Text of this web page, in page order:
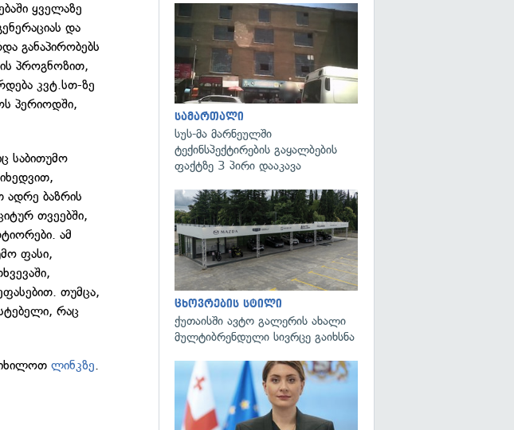
ყველაზე
და
განაპირობებს
პროგნოზით,
კვტ.სთ-ზე
პერიოდში,
საბითუმო
ადრე ბაზრის
თვეებში,
ამ
ფასი,
თუმცა,
რაც
იხილოთლინკზე.
სამართალი
სუს-მა მარნეულში
ტექინსპექტირების გაყალბების
ფაქტზე 3 პირი დააკავა
ცხოვრების სტილი
ქუთაისში ავტო გალერის ახალი
მულტიბრენდული სივრცე გაიხსნა